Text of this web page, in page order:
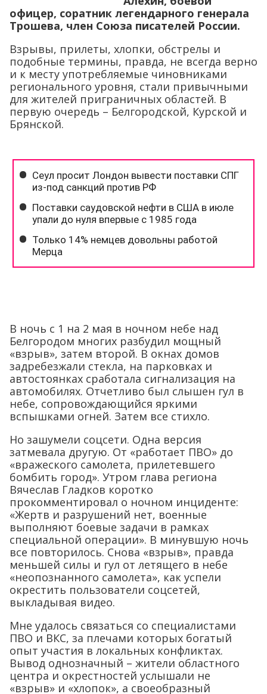
офицер, соратник легендарного генерала
Трошева, член Союза писателей России.
Взрывы, прилеты, хлопки, обстрелы и
подобные термины, правда, не всегда верно
и к месту употребляемые чиновниками
регионального уровня, стали привычными
для жителей приграничных областей. В
первую очередь – Белгородской, Курской и
Брянской.
В ночь с 1 на 2 мая в ночном небе над
Белгородом многих разбудил мощный
«взрыв», затем второй. В окнах домов
задребезжали стекла, на парковках и
автостоянках сработала сигнализация на
автомобилях. Отчетливо был слышен гул в
небе, сопровождающийся яркими
вспышками огней. Затем все стихло.
Но зашумели соцсети. Одна версия
затмевала другую. От «работает ПВО» до
«вражеского самолета, прилетевшего
бомбить город». Утром глава региона
Вячеслав Гладков коротко
прокомментировал о ночном инциденте:
«Жертв и разрушений нет, военные
выполняют боевые задачи в рамках
специальной операции». В минувшую ночь
все повторилось. Снова «взрыв», правда
меньшей силы и гул от летящего в небе
«неопознанного самолета», как успели
окрестить пользователи соцсетей,
выкладывая видео.
Мне удалось связаться со специалистами
ПВО и ВКС, за плечами которых богатый
опыт участия в локальных конфликтах.
Вывод однозначный – жители областного
центра и окрестностей услышали не
«взрыв» и «хлопок», а своеобразный